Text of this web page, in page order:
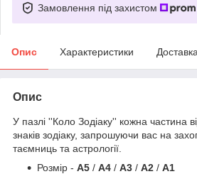
Замовлення під захистом
Опис Характеристики Доставка
Опис
У пазлі ''Коло Зодіаку'' кожна частина
знаків зодіаку, запрошуючи вас на
таємниць та астрології.
Розмір - A5 / A4 / A3 / A2 / A1